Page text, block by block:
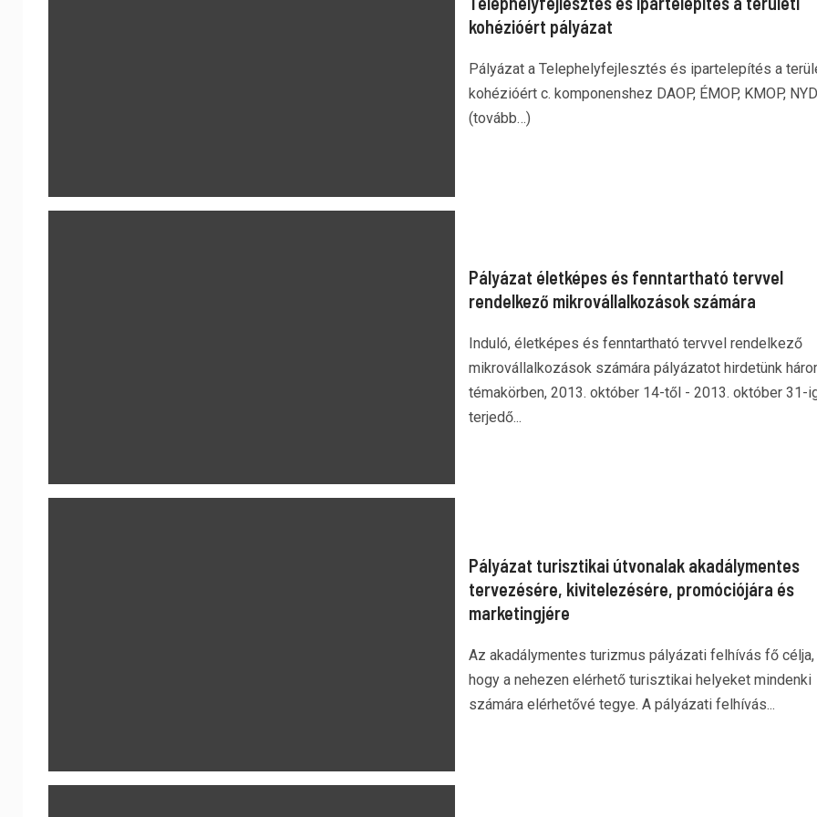
kohézióért pályázat
Pályázat a Telephelyfejlesztés és ipartelepítés a
kohézióért c. komponenshez DAOP, ÉMOP, KMOP,
(tovább…)
Pályázat életképes és fenntartható tervvel
rendelkező mikrovállalkozások számára
Induló, életképes és fenntartható tervvel rendelkező
mikrovállalkozások számára pályázatot hirdetünk
témakörben, 2013. október 14-től - 2013. október 31-
terjedő...
Pályázat turisztikai útvonalak akadálymentes
tervezésére, kivitelezésére, promóciójára és
marketingjére
Az akadálymentes turizmus pályázati felhívás fő célja,
hogy a nehezen elérhető turisztikai helyeket mindenki
számára elérhetővé tegye. A pályázati felhívás...